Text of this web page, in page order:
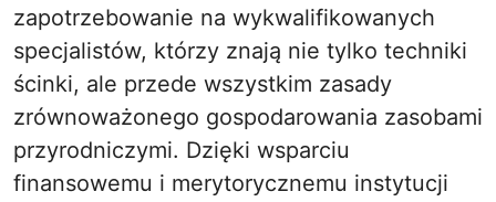
zapotrzebowanie na wykwalifikowanych
specjalistów, którzy znają nie tylko techniki
ścinki, ale przede wszystkim zasady
zrównoważonego gospodarowania zasobami
przyrodniczymi. Dzięki wsparciu
finansowemu i merytorycznemu instytucji